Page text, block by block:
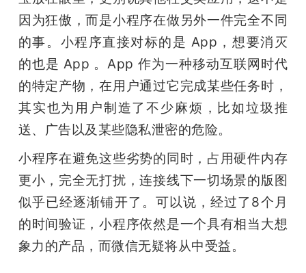
因为狂傲，而是小程序在做另外一件完全不同
的事。小程序直接对标的是 App，想要消灭
的也是 App 。App 作为一种移动互联网时代
的特定产物，在用户通过它完成某些任务时，
其实也为用户制造了不少麻烦，比如垃圾推
送、广告以及某些隐私泄密的危险。
小程序在避免这些劣势的同时，占用硬件内存
更小，完全无打扰，连接线下一切场景的版图
似乎已经逐渐铺开了。可以说，经过了8个月
的时间验证，小程序依然是一个具有相当大想
象力的产品，而微信无疑将从中受益。